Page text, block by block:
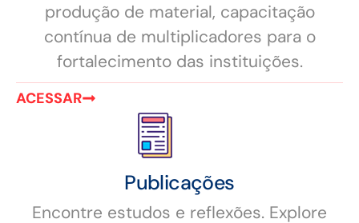
produção de material, capacitação
contínua de multiplicadores para o
fortalecimento das instituições.
ACESSAR
Publicações
Encontre estudos e reflexões. Explore